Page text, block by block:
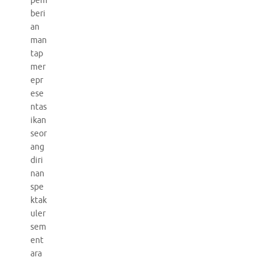
beri
an
man
tap
mer
epr
ese
ntas
ikan
seor
ang
diri
nan
spe
ktak
uler
sem
ent
ara